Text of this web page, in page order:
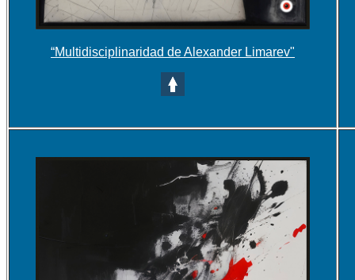
“Multidisciplinaridad de Alexander Limarev"